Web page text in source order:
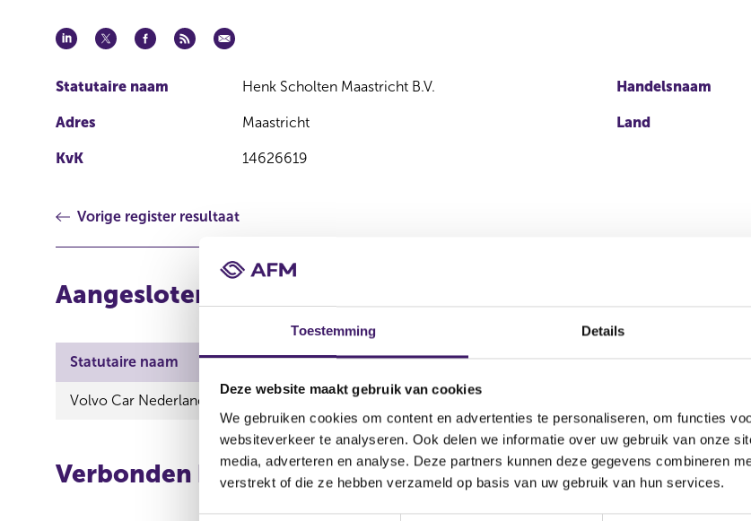
Toestemming Details
Deze website maakt gebruik van cookies
We gebruiken cookies om content en advertenties te personaliseren, om functies
websiteverkeer te analyseren. Ook delen we informatie over uw gebruik van onze
media, adverteren en analyse. Deze partners kunnen deze gegevens combineren
verstrekt of die ze hebben verzameld op basis van uw gebruik van hun services.
Statutaire naam Henk Scholten Maastricht B.V. Handelsnaam
Adres Maastricht Land
KvK 14626619
Vorige register resultaat
Aangesloten instellingen via
Statutaire naam Handelsnaam
Volvo Car Nederland Financial Services B.V. Volvo Car Nederland Financial Services B.V.,Volvo
Verbonden bemiddelaars via